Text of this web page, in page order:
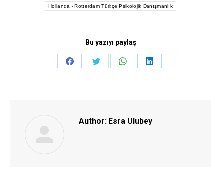
Hollanda - Rotterdam Türkçe Psikolojik Danışmanlık
Bu yazıyı paylaş
Share
Share
Share
Share
Author: Esra Ulubey